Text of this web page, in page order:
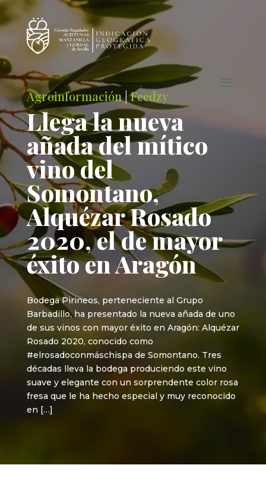
Agroinformación|Feedzy
Llega la nueva
añada del mítico
vino del
Somontano,
Alquézar Rosado
2020, el de mayor
éxito en Aragón
Bodega Pirineos, perteneciente al Grupo
Barbadillo, ha presentado la nueva añada de uno
de sus vinos con mayor éxito en Aragón: Alquézar
Rosado 2020, conocido como
#elrosadoconmáschispa de Somontano. Tres
décadas lleva la bodega produciendo este vino
suave y elegante con un sorprendente color rosa
fresa que le ha hecho especial y muy reconocido
en […]